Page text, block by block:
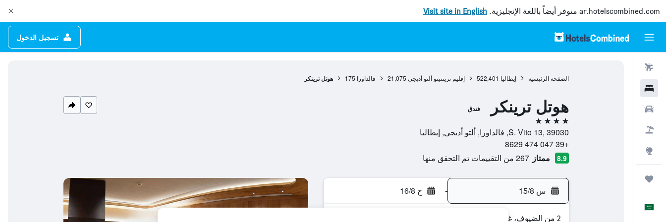
ar.hotelscombined.com متوفر أيضاً باللغة الإنجليزية. Visit site in English
تسجيل الدخول
الصفحة الرئيسية إيطاليا 522,401 إقليم ترينتينو ألتو أديجي 21,075 فالداورا 175 هوتل ترينكر
هوتل ترينكر فندق
4 نجوم
S. Vito 13, 39030, فالداورا, ألتو أديجي, إيطاليا
+39 047 474 8629
8.9 ممتاز 267 من التقييمات تم التحقق منها
س 15/8 - ح 16/8
2 من الضيوف، غرفة واحدة